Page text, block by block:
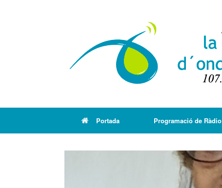
Portada Programació de Ràdio